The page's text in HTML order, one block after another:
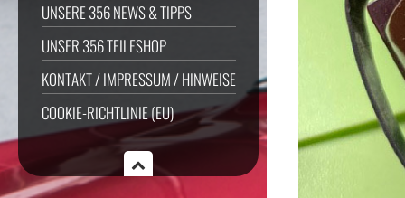
UNSERE 356 NEWS & TIPPS
UNSER 356 TEILESHOP
KONTAKT / IMPRESSUM / HINWEISE
COOKIE-RICHTLINIE (EU)